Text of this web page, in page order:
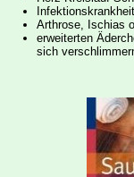
Arthrose, Ischias
erweiterten
sich